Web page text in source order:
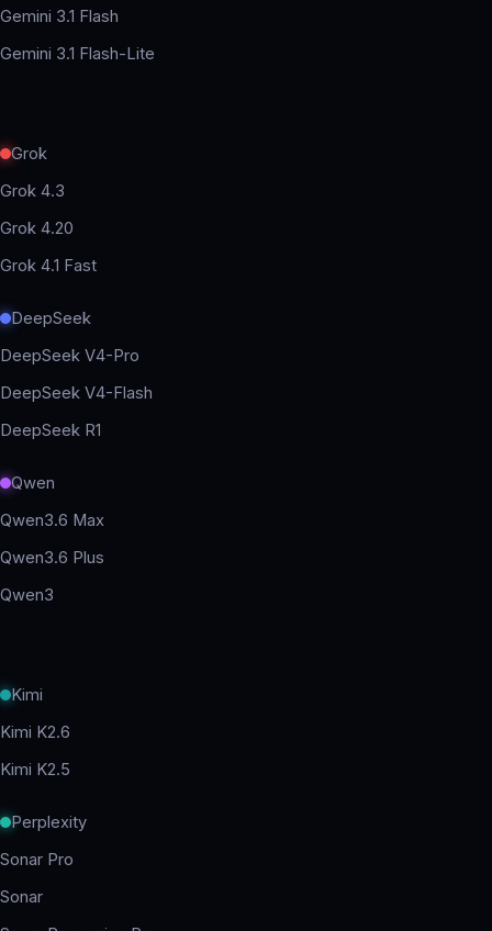
Gemini 3.1 Flash
Gemini 3.1 Flash-Lite
Grok
Grok 4.3
Grok 4.20
Grok 4.1 Fast
DeepSeek
DeepSeek V4-Pro
DeepSeek V4-Flash
DeepSeek R1
Qwen
Qwen3.6 Max
Qwen3.6 Plus
Qwen3
Kimi
Kimi K2.6
Kimi K2.5
Perplexity
Sonar Pro
Sonar